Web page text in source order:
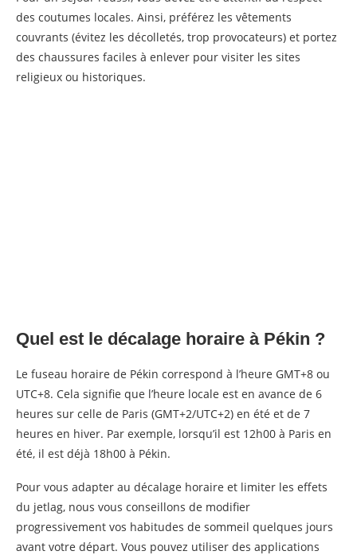
des coutumes locales. Ainsi, préférez les vêtements
couvrants (évitez les décolletés, trop provocateurs) et portez
des chaussures faciles à enlever pour visiter les sites
religieux ou historiques.
Quel est le décalage horaire à Pékin ?
Le fuseau horaire de Pékin correspond à l’heure GMT+8 ou
UTC+8. Cela signifie que l’heure locale est en avance de 6
heures sur celle de Paris (GMT+2/UTC+2) en été et de 7
heures en hiver. Par exemple, lorsqu’il est 12h00 à Paris en
été, il est déjà 18h00 à Pékin.
Pour vous adapter au décalage horaire et limiter les effets
du jetlag, nous vous conseillons de modifier
progressivement vos habitudes de sommeil quelques jours
avant votre départ. Vous pouvez utiliser des applications